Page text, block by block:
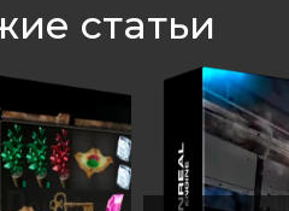
статьи